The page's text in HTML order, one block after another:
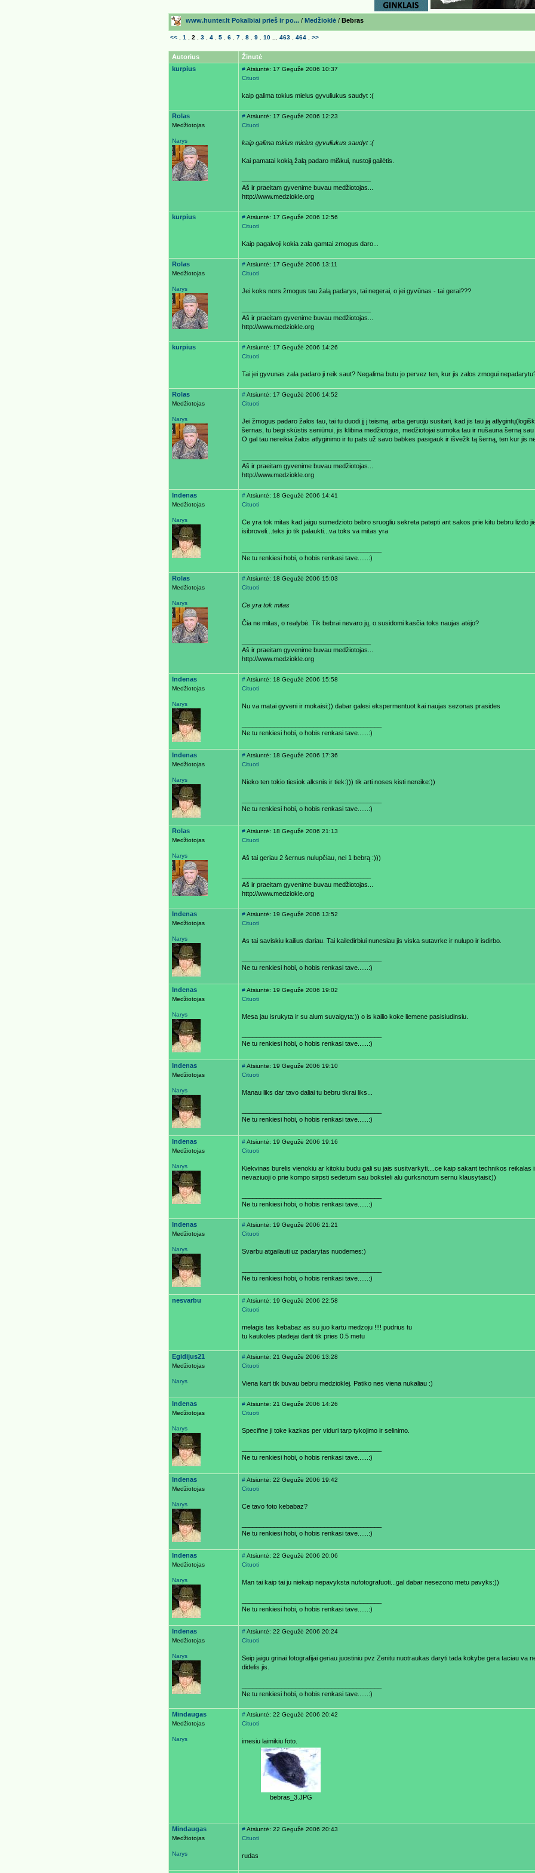
www.hunter.lt Pokalbiai prieš ir po... / Medžioklė / Bebras
<< 1 2 3 4 5 6 7 8 9 10 463 464 >>
Autorius
Žinutė
kurpius
#Atsiuntė: 17 Gegužė 2006 10:37
Cituoti
kaip galima tokius mielus gyvuliukus saudyt :(
Rolas
Medžiotojas
Narys
#Atsiuntė: 17 Gegužė 2006 12:23
Cituoti
kaip galima tokius mielus gyvuliukus saudyt :(
Kai pamatai kokią žalą padaro miškui, nustoji gailėtis.
Aš ir praeitam gyvenime buvau medžiotojas...
http://www.medziokle.org
kurpius #Atsiuntė: 17 Gegužė 2006 12:56
Cituoti
Kaip pagalvoji kokia zala gamtai zmogus daro...
Rolas
Medžiotojas
Narys
#Atsiuntė: 17 Gegužė 2006 13:11
Cituoti
Jei koks nors žmogus tau žalą padarys, tai negerai, o jei gyvūnas - tai gerai???
Aš ir praeitam gyvenime buvau medžiotojas...
http://www.medziokle.org
kurpius #Atsiuntė: 17 Gegužė 2006 14:26
Cituoti
Tai jei gyvunas zala padaro ji reik saut? Negalima butu jo pervez ten, kur jis zalos zmogui
Rolas
Medžiotojas
Narys
#Atsiuntė: 17 Gegužė 2006 14:52
Cituoti
Jei žmogus padaro žalos tau, tai tu duodi jį į teismą, arba geruoju susitari, kad jis tau ją
šernas, tu bėgi skūstis seniūnui, jis klibina medžiotojus, medžiotojai sumoka tau ir nušauna šerną
O gal tau nereikia žalos atlyginimo ir tu pats už savo babkes pasigauk ir išvežk tą šerną, ten kur jis
Aš ir praeitam gyvenime buvau medžiotojas...
http://www.medziokle.org
Indenas
Medžiotojas
Narys
#Atsiuntė: 18 Gegužė 2006 14:41
Cituoti
Ce yra tok mitas kad jaigu sumedzioto bebro sruogliu sekreta patepti ant sakos prie kitu bebru lizdo
isibroveli...teks jo tik palaukti...va toks va mitas yra
Ne tu renkiesi hobi, o hobis renkasi tave......:)
Rolas
Medžiotojas
Narys
#Atsiuntė: 18 Gegužė 2006 15:03
Cituoti
Ce yra tok mitas
Čia ne mitas, o realybė. Tik bebrai nevaro jų, o susidomi kasčia toks naujas atėjo?
Aš ir praeitam gyvenime buvau medžiotojas...
http://www.medziokle.org
Indenas
Medžiotojas
Narys
#Atsiuntė: 18 Gegužė 2006 15:58
Cituoti
Nu va matai gyveni ir mokaisi:)) dabar galesi ekspermentuot kai naujas sezonas prasides
Ne tu renkiesi hobi, o hobis renkasi tave......:)
Indenas
Medžiotojas
Narys
#Atsiuntė: 18 Gegužė 2006 17:36
Cituoti
Nieko ten tokio tiesiok alksnis ir tiek:))) tik arti noses kisti nereike:))
Ne tu renkiesi hobi, o hobis renkasi tave......:)
Rolas
Medžiotojas
Narys
#Atsiuntė: 18 Gegužė 2006 21:13
Cituoti
Aš tai geriau 2 šernus nulupčiau, nei 1 bebrą :)))
Aš ir praeitam gyvenime buvau medžiotojas...
http://www.medziokle.org
Indenas
Medžiotojas
Narys
#Atsiuntė: 19 Gegužė 2006 13:52
Cituoti
As tai saviskiu kailius dariau. Tai kailedirbiui nunesiau jis viska sutavrke ir nulupo ir isdirbo.
Ne tu renkiesi hobi, o hobis renkasi tave......:)
Indenas
Medžiotojas
Narys
#Atsiuntė: 19 Gegužė 2006 19:02
Cituoti
Mesa jau isrukyta ir su alum suvalgyta:)) o is kailio koke liemene pasisiudinsiu.
Ne tu renkiesi hobi, o hobis renkasi tave......:)
Indenas
Medžiotojas
Narys
#Atsiuntė: 19 Gegužė 2006 19:10
Cituoti
Manau liks dar tavo daliai tu bebru tikrai liks...
Ne tu renkiesi hobi, o hobis renkasi tave......:)
Indenas
Medžiotojas
Narys
#Atsiuntė: 19 Gegužė 2006 19:16
Cituoti
Kiekvinas burelis vienokiu ar kitokiu budu gali su jais susitvarkyti....ce kaip sakant technikos reikalas
nevaziuoji o prie kompo sirpsti sedetum sau boksteli alu gurksnotum sernu klausytaisi:))
Ne tu renkiesi hobi, o hobis renkasi tave......:)
Indenas
Medžiotojas
Narys
#Atsiuntė: 19 Gegužė 2006 21:21
Cituoti
Svarbu atgailauti uz padarytas nuodemes:)
Ne tu renkiesi hobi, o hobis renkasi tave......:)
nesvarbu #Atsiuntė: 19 Gegužė 2006 22:58
Cituoti
melagis tas kebabaz as su juo kartu medzoju !!!! pudrius tu
tu kaukoles ptadejai darit tik pries 0.5 metu
Egidijus21
Medžiotojas
Narys
#Atsiuntė: 21 Gegužė 2006 13:28
Cituoti
Viena kart tik buvau bebru medzioklej. Patiko nes viena nukaliau :)
Indenas
Medžiotojas
Narys
#Atsiuntė: 21 Gegužė 2006 14:26
Cituoti
Specifine ji toke kazkas per viduri tarp tykojimo ir selinimo.
Ne tu renkiesi hobi, o hobis renkasi tave......:)
Indenas
Medžiotojas
Narys
#Atsiuntė: 22 Gegužė 2006 19:42
Cituoti
Ce tavo foto kebabaz?
Ne tu renkiesi hobi, o hobis renkasi tave......:)
Indenas
Medžiotojas
Narys
#Atsiuntė: 22 Gegužė 2006 20:06
Cituoti
Man tai kaip tai ju niekaip nepavyksta nufotografuoti...gal dabar nesezono metu pavyks:))
Ne tu renkiesi hobi, o hobis renkasi tave......:)
Indenas
Medžiotojas
Narys
#Atsiuntė: 22 Gegužė 2006 20:24
Cituoti
Seip jaigu grinai fotografijai geriau juostiniu pvz Zenitu nuotraukas daryti tada kokybe gera taciau va
didelis jis.
Ne tu renkiesi hobi, o hobis renkasi tave......:)
Mindaugas
Medžiotojas
Narys
#Atsiuntė: 22 Gegužė 2006 20:42
Cituoti
imesiu laimikiu foto.
bebras_3.JPG
Mindaugas
Medžiotojas
Narys
#Atsiuntė: 22 Gegužė 2006 20:43
Cituoti
rudas